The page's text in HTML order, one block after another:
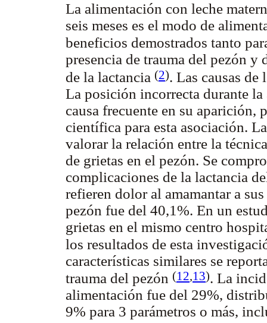
La alimentación con leche
seis meses es el modo de
beneficios demostrados tanto
presencia de trauma del pezón y
de la lactancia (2). Las causas
La posición incorrecta durante
causa frecuente en su aparición,
científica para esta asociación.
valorar la relación entre la
de grietas en el pezón. Se
complicaciones de la lactancia
refieren dolor al amamantar a
pezón fue del 40,1%. En un
grietas en el mismo centro
los resultados de esta
características similares se
trauma del pezón (12,13). La
alimentación fue del 29%,
9% para 3 parámetros o más,